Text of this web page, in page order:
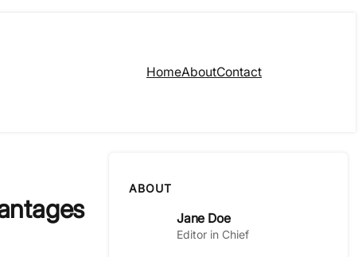
HomeAboutContact
ABOUT
Jane Doe
Editor in Chief